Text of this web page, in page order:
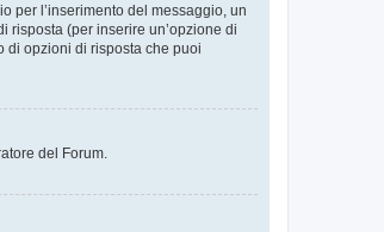
per l’inserimento del messaggio, un
risposta (per inserire un’opzione di
di opzioni di risposta che puoi
del Forum.